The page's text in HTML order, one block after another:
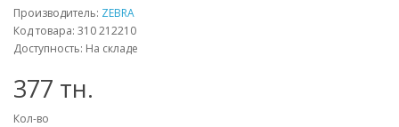
Производитель: ZEBRA
Код товара: 310 212210
Доступность: На складе
377 тн.
Кол-во